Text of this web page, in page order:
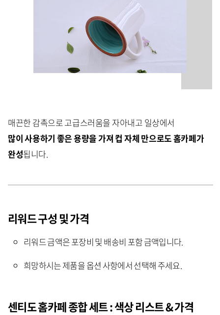
매끈한 감촉으로 고급스러움을 자아내고 일상에서
많이 사용하기 좋은 용량을 가져 컵 자체 만으로도 홈카페가
완성됩니다.
리워드 구성 및 가격
리워드 금액은 포장비 및 배송비 포함 금액입니다.
희망하시는 제품을 옵션 사항에서 선택해 주세요.
센티도 홈카페 종합 세트 : 색상 리스트 & 가격